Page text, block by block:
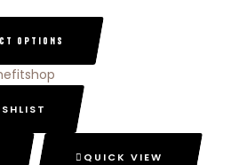
OPTIONS
QUICK VIEW